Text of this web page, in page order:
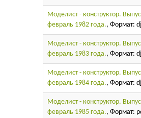
Моделист - конструктор.
февраль 1982 года., Формат:
Моделист - конструктор.
февраль 1983 года., Формат:
Моделист - конструктор.
февраль 1984 года., Формат:
Моделист - конструктор.
февраль 1985 года., Формат: